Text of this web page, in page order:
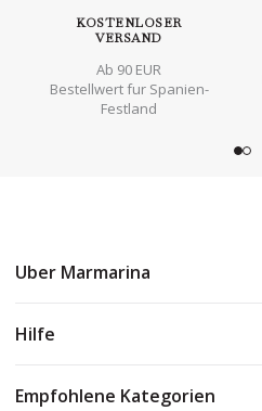
KOSTENLOSER
VERSAND
Ab 90 EUR
Bestellwert fur Spanien-
Festland
Uber Marmarina
Hilfe
Empfohlene Kategorien